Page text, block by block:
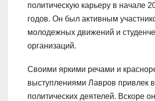
политическую карьеру в начале
годов. Он был активным
молодежных движений и
организаций.
Своими яркими речами и
выступлениями Лавров привлек
политических деятелей. Вскоре